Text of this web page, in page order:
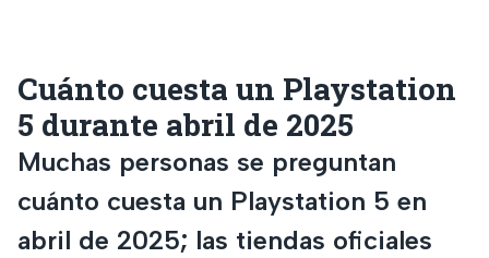
Cuánto cuesta un Playstation
5 durante abril de 2025
Muchas personas se preguntan
cuánto cuesta un Playstation 5 en
abril de 2025; las tiendas oficiales